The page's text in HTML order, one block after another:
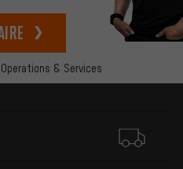
& Services